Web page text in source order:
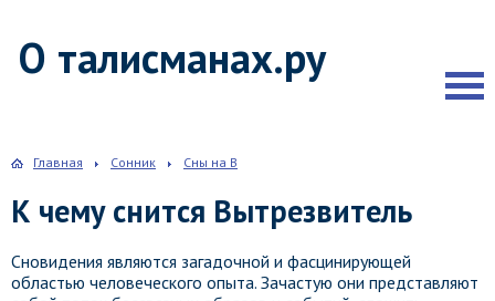
О талисманах.ру
Главная Сонник Сны на В
К чему снится Вытрезвитель
Сновидения являются загадочной и фасцинирующей
областью человеческого опыта. Зачастую они представляют